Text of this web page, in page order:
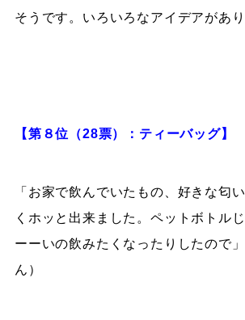
そうです。いろいろなアイデアがあり
【第８位（28票）：ティーバッグ】
「お家で飲んでいたもの、好きな匂
くホッと出来ました。ペットボトル
ーーいの飲みたくなったりしたので
ん）